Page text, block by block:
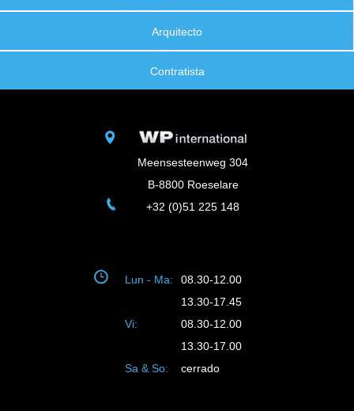
Arquitecto
Contratista
Meensesteenweg 304
B-8800 Roeselare
+32 (0)51 225 148
Lun - Ma:
08.30-12.00
13.30-17.45
Vi:
08.30-12.00
13.30-17.00
Sa & So:
cerrado